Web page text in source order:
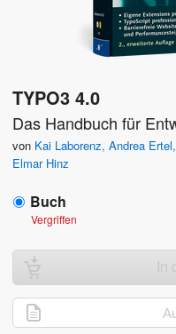
TYPO3 4.0
Das Handbuch für
von Kai Laborenz, Andrea Ertel,
Elmar Hinz
Buch
Vergriffen
In